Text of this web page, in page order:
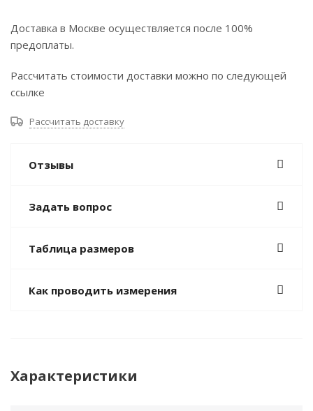
Доставка в Москве осуществляется после 100%
предоплаты.
Рассчитать стоимости доставки можно по следующей
ссылке
Рассчитать доставку
Отзывы
Задать вопрос
Таблица размеров
Как проводить измерения
Характеристики